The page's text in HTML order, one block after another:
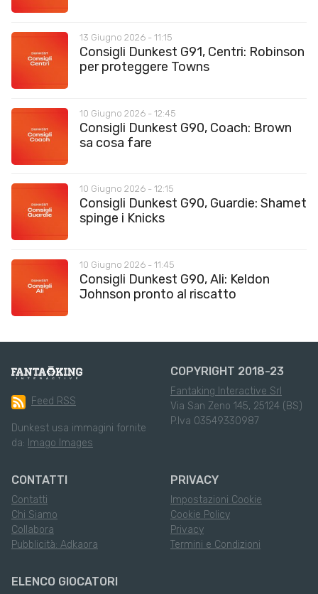
13 Giugno 2026 - 11:15
Consigli Dunkest G91, Centri: Robinson
per proteggere Towns
10 Giugno 2026 - 12:45
Consigli Dunkest G90, Coach: Brown
sa cosa fare
10 Giugno 2026 - 12:15
Consigli Dunkest G90, Guardie: Shamet
spinge i Knicks
10 Giugno 2026 - 11:45
Consigli Dunkest G90, Ali: Keldon
Johnson pronto al riscatto
Feed RSS
Dunkest usa immagini fornite
da: Imago Images
COPYRIGHT 2018-23
Fantaking Interactive Srl
Via San Zeno 145, 25124 (BS)
P.Iva 03549330987
CONTATTI
Contatti
Chi Siamo
Collabora
Pubblicità: Adkaora
PRIVACY
Impostazioni Cookie
Cookie Policy
Privacy
Termini e Condizioni
ELENCO GIOCATORI